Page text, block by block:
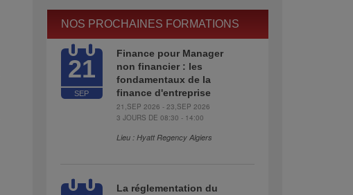
NOS PROCHAINES FORMATIONS
21
SEP
Finance pour Manager
non financier : les
fondamentaux de la
finance d'entreprise
21,SEP 2026 - 23,SEP 2026
3 JOURS DE 08:30 - 14:00
Lieu : Hyatt Regency Algiers
La réglementation du